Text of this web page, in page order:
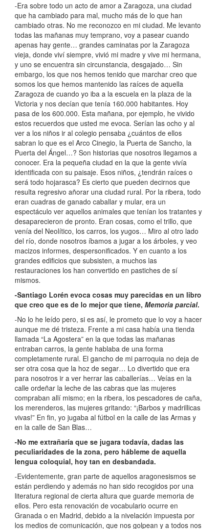
-Era sobre todo un acto de amor a Zaragoza, una ciudad
que ha cambiado para mal, mucho más de lo que han
cambiado otras. No me reconozco en mi ciudad. Me levanto
todas las mañanas muy temprano, voy a pasear cuando
apenas hay gente… grandes caminatas por la Zaragoza
vieja, donde viví siempre, vivió mi madre y vive mi hermana,
y uno se encuentra sin circunstancia, desgajado… Sin
embargo, los que nos hemos tenido que marchar creo que
somos los que hemos mantenido las raíces de aquella
Zaragoza de cuando yo iba a la escuela en la plaza de la
Victoria y nos decían que tenía 160.000 habitantes. Hoy
pasa de los 600.000. Esta mañana, por ejemplo, he vivido
estos recuerdos que usted me evoca. Serían las ocho y al
ver a los niños ir al colegio pensaba ¿cuántos de ellos
sabran lo que es el Arco Cinegio, la Puerta de Sancho, la
Puerta del Ángel…? Son historias que nosotros llegamos a
conocer. Era la pequeña ciudad en la que la gente vivía
identificada con su paisaje. Esos niños, ¿tendrán raíces o
será todo hojarasca? Es cierto que pueden decirnos que
resulta regresivo añorar una ciudad rural. Por la ribera, todo
eran cuadras de ganado caballar y mular, era un
espectáculo ver aquellos animales que tenían los tratantes y
desaparecieron de pronto. Eran cosas, como el trillo, que
venía del Neolítico, los carros, los yugos… Miro al otro lado
del río, donde nosotros íbamos a jugar a los árboles, y veo
macizos informes, despersonificados. Y en cuanto a los
grandes edificios que subsisten, a muchos las
restauraciones los han convertido en pastiches de sí
mismos.
-Santiago Lorén evoca cosas muy parecidas en un libro
que creo que es de lo mejor que tiene, Memoria parcial.
-No lo he leído pero, si es así, le prometo que lo voy a hacer
aunque me dé tristeza. Frente a mi casa había una tienda
llamada “La Agostera” en la que todas las mañanas
entraban carros, la gente hablaba de una forma
completamente rural. El gancho de mi parroquia no deja de
ser otra cosa que la hoz de segar… Lo divertido que era
para nosotros ir a ver herrar las caballerías… Veías en la
calle ordeñar la leche de las cabras que las mujeres
compraban allí mismo; en la ribera, los pescadores de caña,
los merenderos, las mujeres gritando: “¡Barbos y madrillicas
vivas!” En fin, yo jugaba al fútbol en la calle de las Armas y
en la calle de San Blas…
-No me extrañaría que se jugara todavía, dadas las
peculiaridades de la zona, pero hábleme de aquella
lengua coloquial, hoy tan en desbandada.
-Evidentemente, gran parte de aquellos aragonesismos se
están perdiendo y además no han sido recogidos por una
literatura regional de cierta altura que guarde memoria de
ellos. Pero esta renovación de vocabulario ocurre en
Granada o en Madrid, debido a la nivelación impuesta por
los medios de comunicación, que nos golpean y a todos nos